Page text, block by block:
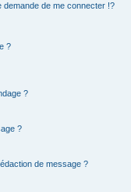
demande de me connecter !?
?
?
?
de message ?